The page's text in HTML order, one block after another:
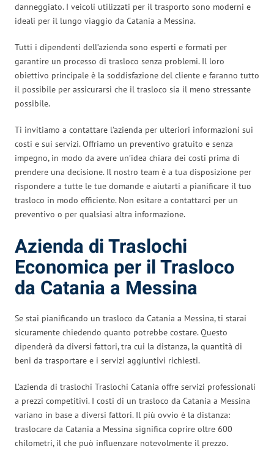
danneggiato. I veicoli utilizzati per il trasporto sono moderni e
ideali per il lungo viaggio da Catania a Messina.
Tutti i dipendenti dell’azienda sono esperti e formati per
garantire un processo di trasloco senza problemi. Il loro
obiettivo principale è la soddisfazione del cliente e faranno tutto
il possibile per assicurarsi che il trasloco sia il meno stressante
possibile.
Ti invitiamo a contattare l’azienda per ulteriori informazioni sui
costi e sui servizi. Offriamo un preventivo gratuito e senza
impegno, in modo da avere un’idea chiara dei costi prima di
prendere una decisione. Il nostro team è a tua disposizione per
rispondere a tutte le tue domande e aiutarti a pianificare il tuo
trasloco in modo efficiente. Non esitare a contattarci per un
preventivo o per qualsiasi altra informazione.
Azienda di Traslochi
Economica per il Trasloco
da Catania a Messina
Se stai pianificando un trasloco da Catania a Messina, ti starai
sicuramente chiedendo quanto potrebbe costare. Questo
dipenderà da diversi fattori, tra cui la distanza, la quantità di
beni da trasportare e i servizi aggiuntivi richiesti.
L’azienda di traslochi Traslochi Catania offre servizi professionali
a prezzi competitivi. I costi di un trasloco da Catania a Messina
variano in base a diversi fattori. Il più ovvio è la distanza:
traslocare da Catania a Messina significa coprire oltre 600
chilometri, il che può influenzare notevolmente il prezzo.